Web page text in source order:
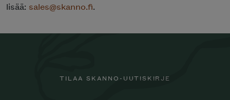
lisää: sales@skanno.fi.
TILAA SKANNO-UUTISKIRJE